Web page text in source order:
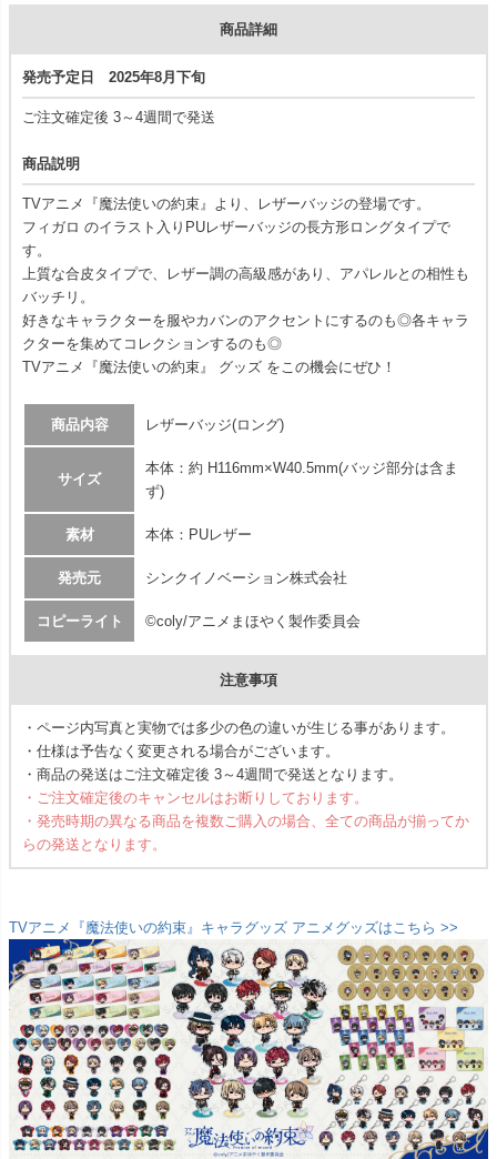
商品詳細
発売予定日 2025年8月下旬
ご注文確定後 3～4週間で発送
商品説明
TVアニメ『魔法使いの約束』より、レザーバッジの登場です。
フィガロ のイラスト入りPUレザーバッジの長方形ロングタイプで
す。
上質な合皮タイプで、レザー調の高級感があり、アパレルとの相性も
バッチリ。
好きなキャラクターを服やカバンのアクセントにするのも◎各キャラ
クターを集めてコレクションするのも◎
TVアニメ『魔法使いの約束』 グッズ をこの機会にぜひ！
商品内容 レザーバッジ(ロング)
サイズ
本体：約 H116mm×W40.5mm(バッジ部分は含ま
ず)
素材 本体：PUレザー
発売元 シンクイノベーション株式会社
コピーライト ©coly/アニメまほやく製作委員会
注意事項
・ページ内写真と実物では多少の色の違いが生じる事があります。
・仕様は予告なく変更される場合がございます。
・商品の発送はご注文確定後 3～4週間で発送となります。
・ご注文確定後のキャンセルはお断りしております。
・発売時期の異なる商品を複数ご購入の場合、全ての商品が揃ってか
らの発送となります。
TVアニメ『魔法使いの約束』キャラグッズ アニメグッズはこちら >>